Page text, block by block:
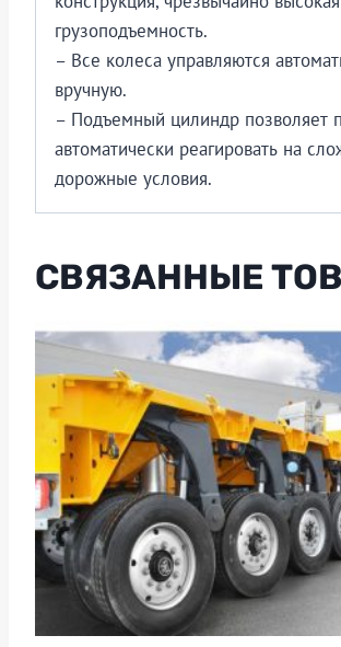
грузоподъемность.
– Все колеса управляются
вручную.
– Подъемный цилиндр позволяет
автоматически реагировать на
дорожные условия.
СВЯЗАННЫЕ